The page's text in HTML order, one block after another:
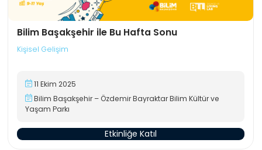
Bilim Başakşehir ile Bu Hafta Sonu
Kişisel Gelişim
11 Ekim 2025
Bilim Başakşehir – Özdemir Bayraktar Bilim Kültür ve
Yaşam Parkı
Etkinliğe Katıl